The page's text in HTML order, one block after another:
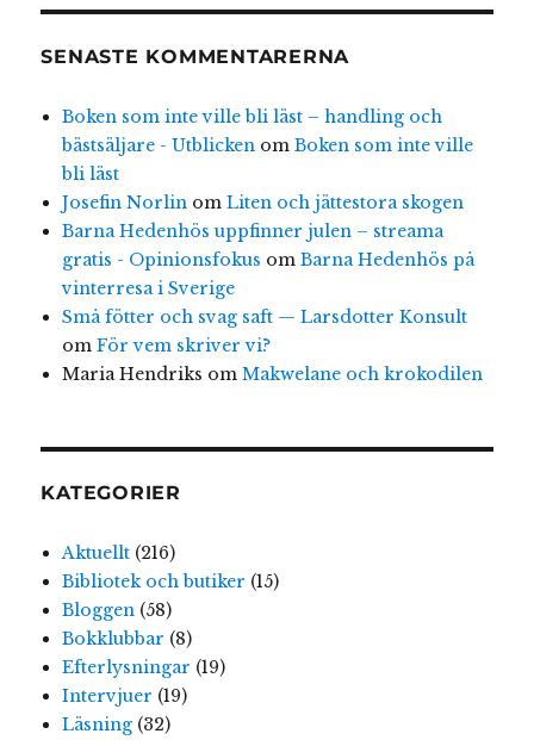
SENASTE KOMMENTARERNA
Boken som inte ville bli läst – handling och
bästsäljare - Utblicken om Boken som inte ville
bli läst
Josefin Norlin om Liten och jättestora skogen
Barna Hedenhös uppfinner julen – streama
gratis - Opinionsfokus om Barna Hedenhös på
vinterresa i Sverige
Små fötter och svag saft — Larsdotter Konsult
om För vem skriver vi?
Maria Hendriks om Makwelane och krokodilen
KATEGORIER
Aktuellt(216)
Bibliotek och butiker (15)
Bloggen(58)
Bokklubbar (8)
Efterlysningar (19)
Intervjuer (19)
Läsning(32)